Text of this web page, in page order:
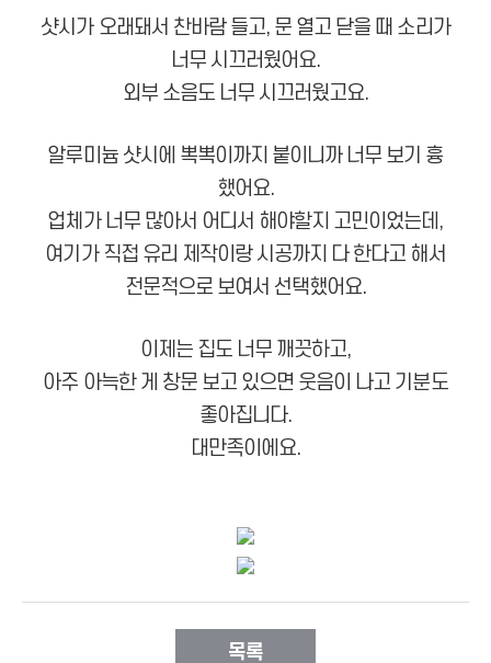
샷시가 오래돼서 찬바람 들고, 문 열고 닫을 때 소리가
너무 시끄러웠어요.
외부 소음도 너무 시끄러웠고요.
알루미늄 샷시에 뽁뽁이까지 붙이니까 너무 보기 흉
했어요.
업체가 너무 많아서 어디서 해야할지 고민이었는데,
여기가 직접 유리 제작이랑 시공까지 다 한다고 해서
전문적으로 보여서 선택했어요.
이제는 집도 너무 깨끗하고,
아주 아늑한 게 창문 보고 있으면 웃음이 나고 기분도
좋아집니다.
대만족이에요.
목록